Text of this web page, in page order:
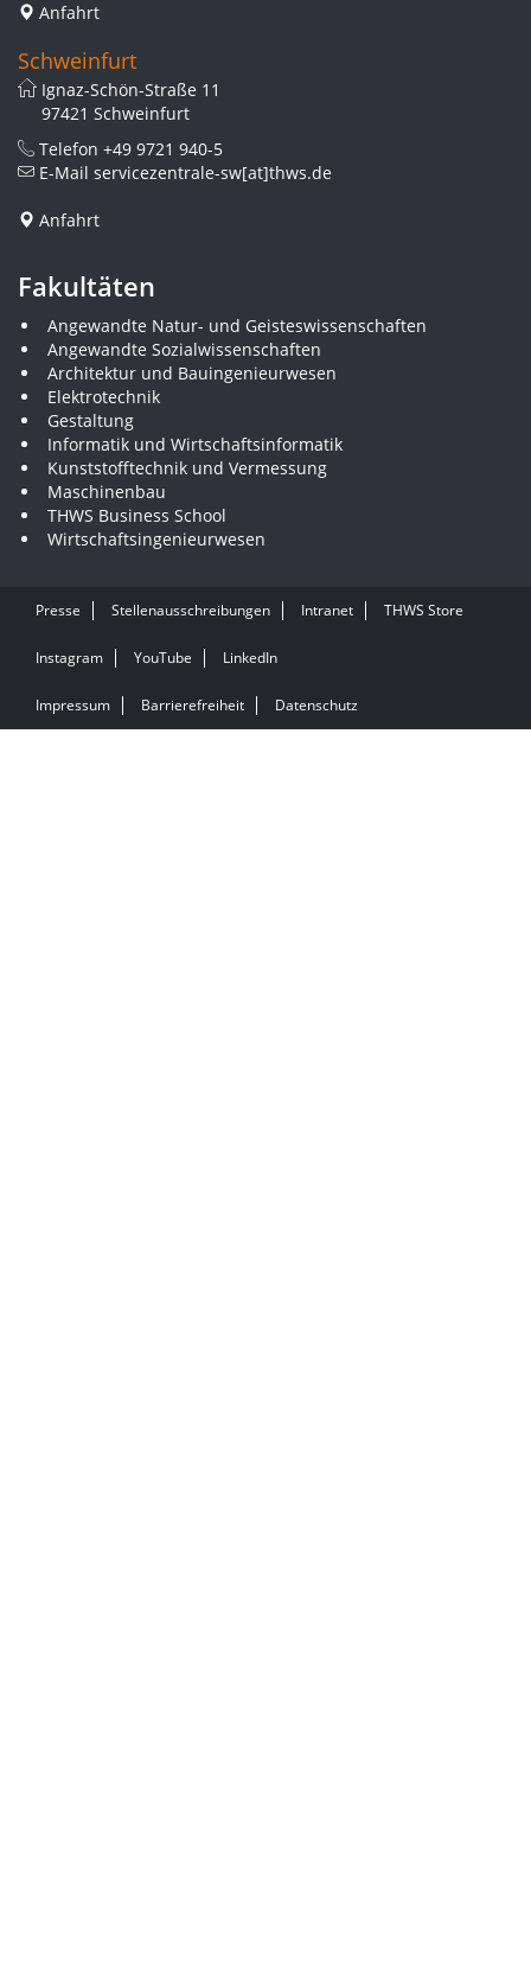
Anfahrt
Schweinfurt
Ignaz-Schön-Straße 11
97421 Schweinfurt
Telefon +49 9721 940-5
E-Mail servicezentrale-sw[at]thws.de
Anfahrt
Fakultäten
Angewandte Natur- und Geisteswissenschaften
Angewandte Sozialwissenschaften
Architektur und Bauingenieurwesen
Elektrotechnik
Gestaltung
Informatik und Wirtschaftsinformatik
Kunststofftechnik und Vermessung
Maschinenbau
THWS Business School
Wirtschaftsingenieurwesen
Presse Stellenausschreibungen Intranet THWS Store
Instagram YouTube LinkedIn
Impressum Barrierefreiheit Datenschutz